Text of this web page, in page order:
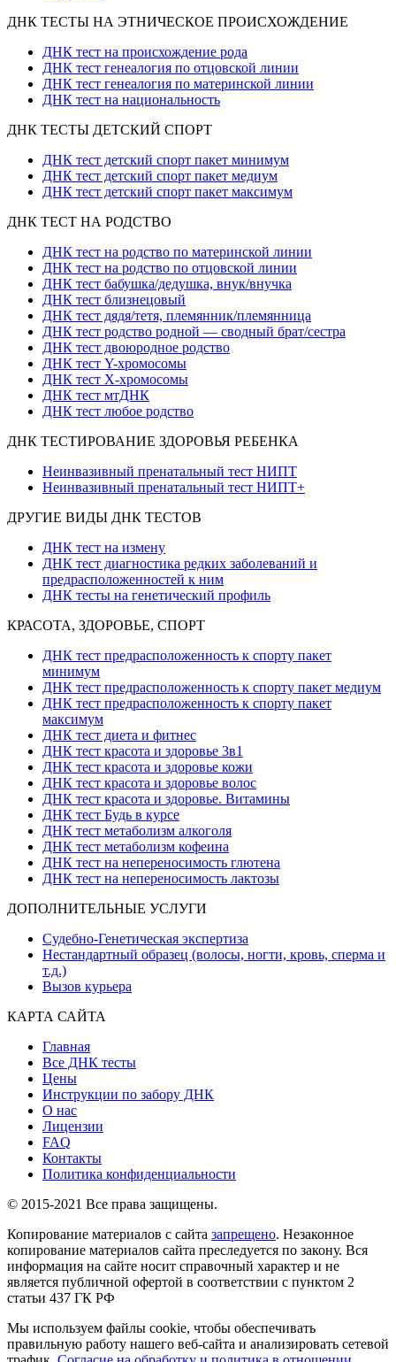
ДНК ТЕСТЫ НА ЭТНИЧЕСКОЕ ПРОИСХОЖДЕНИЕ
ДНК тест на происхождение рода
ДНК тест генеалогия по отцовской линии
ДНК тест генеалогия по материнской линии
ДНК тест на национальность
ДНК ТЕСТЫ ДЕТСКИЙ СПОРТ
ДНК тест детский спорт пакет минимум
ДНК тест детский спорт пакет медиум
ДНК тест детский спорт пакет максимум
ДНК ТЕСТ НА РОДСТВО
ДНК тест на родство по материнской линии
ДНК тест на родство по отцовской линии
ДНК тест бабушка/дедушка, внук/внучка
ДНК тест близнецовый
ДНК тест дядя/тетя, племянник/племянница
ДНК тест родство родной — сводный брат/сестра
ДНК тест двоюродное родство
ДНК тест Y-хромосомы
ДНК тест X-хромосомы
ДНК тест мтДНК
ДНК тест любое родство
ДНК ТЕСТИРОВАНИЕ ЗДОРОВЬЯ РЕБЕНКА
Неинвазивный пренатальный тест НИПТ
Неинвазивный пренатальный тест НИПТ+
ДРУГИЕ ВИДЫ ДНК ТЕСТОВ
ДНК тест на измену
ДНК тест диагностика редких заболеваний и
предрасположенностей к ним
ДНК тесты на генетический профиль
КРАСОТА, ЗДОРОВЬЕ, СПОРТ
ДНК тест предрасположенность к спорту пакет
минимум
ДНК тест предрасположенность к спорту пакет медиум
ДНК тест предрасположенность к спорту пакет
максимум
ДНК тест диета и фитнес
ДНК тест красота и здоровье 3в1
ДНК тест красота и здоровье кожи
ДНК тест красота и здоровье волос
ДНК тест красота и здоровье. Витамины
ДНК тест Будь в курсе
ДНК тест метаболизм алкоголя
ДНК тест метаболизм кофеина
ДНК тест на непереносимость глютена
ДНК тест на непереносимость лактозы
ДОПОЛНИТЕЛЬНЫЕ УСЛУГИ
Судебно-Генетическая экспертиза
Нестандартный образец (волосы, ногти, кровь, сперма и
т.д.)
Вызов курьера
КАРТА САЙТА
Главная
Все ДНК тесты
Цены
Инструкции по забору ДНК
О нас
Лицензии
FAQ
Контакты
Политика конфиденциальности
© 2015-2021 Все права защищены.
Копирование материалов с сайта запрещено. Незаконное
копирование материалов сайта преследуется по закону. Вся
информация на сайте носит справочный характер и не
является публичной офертой в соответствии с пунктом 2
статьи 437 ГК РФ
Мы используем файлы cookie, чтобы обеспечивать
правильную работу нашего веб-сайта и анализировать сетевой